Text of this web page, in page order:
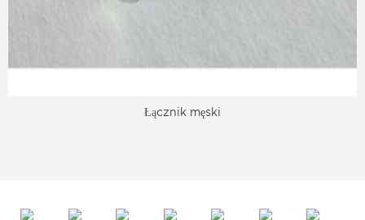
Łącznik męski